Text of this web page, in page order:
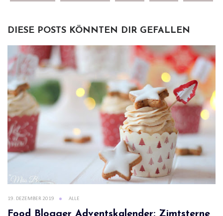
DIESE POSTS KÖNNTEN DIR GEFALLEN
19. DEZEMBER 2019 ALLE